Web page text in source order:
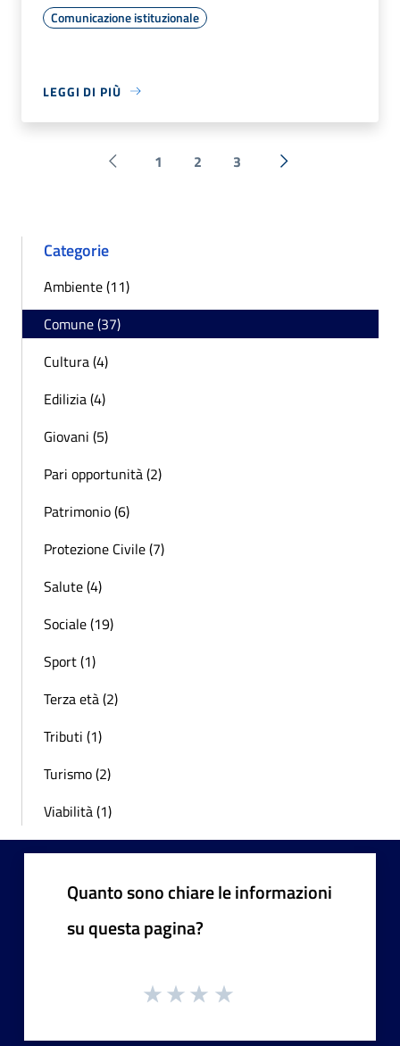
Comunicazione istituzionale
LEGGI DI PIÙ
Pagina precedente
1 2 3 Successiva »
Categorie
Ambiente (11)
Comune (37)
Cultura (4)
Edilizia (4)
Giovani (5)
Pari opportunità (2)
Patrimonio (6)
Protezione Civile (7)
Salute (4)
Sociale (19)
Sport (1)
Terza età (2)
Tributi (1)
Turismo (2)
Viabilità (1)
Quanto sono chiare le informazioni
su questa pagina?